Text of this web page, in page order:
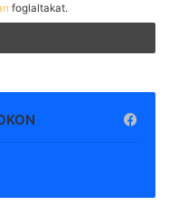
foglaltakat.